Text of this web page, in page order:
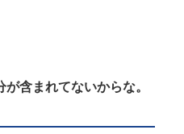
が含まれてないからな。